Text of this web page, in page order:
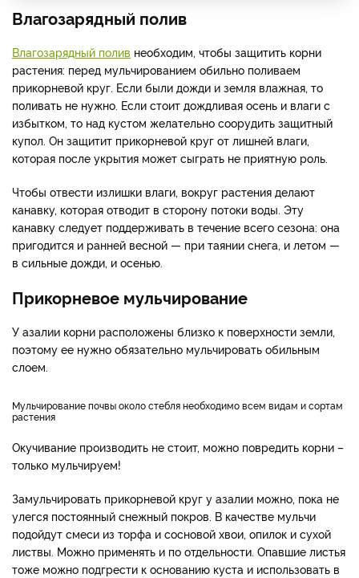
Влагозарядный полив
Влагозарядный полив необходим, чтобы защитить корни
растения: перед мульчированием обильно поливаем
прикорневой круг. Если были дожди и земля влажная, то
поливать не нужно. Если стоит дождливая осень и влаги с
избытком, то над кустом желательно соорудить защитный
купол. Он защитит прикорневой круг от лишней влаги,
которая после укрытия может сыграть не приятную роль.
Чтобы отвести излишки влаги, вокруг растения делают
канавку, которая отводит в сторону потоки воды. Эту
канавку следует поддерживать в течение всего сезона: она
пригодится и ранней весной — при таянии снега, и летом —
в сильные дожди, и осенью.
Прикорневое мульчирование
У азалии корни расположены близко к поверхности земли,
поэтому ее нужно обязательно мульчировать обильным
слоем.
Мульчирование почвы около стебля необходимо всем видам и сортам
растения
Окучивание производить не стоит, можно повредить корни –
только мульчируем!
Замульчировать прикорневой круг у азалии можно, пока не
улегся постоянный снежный покров. В качестве мульчи
подойдут смеси из торфа и сосновой хвои, опилок и сухой
листвы. Можно применять и по отдельности. Опавшие листья
тоже можно подгрести к основанию куста и использовать в